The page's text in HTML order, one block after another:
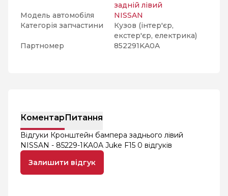
задній лівий
Модель автомобіля
NISSAN
Категорія запчастини
Кузов (інтер'єр,
екстер'єр, електрика)
Партномер
852291KA0A
КоментарПитання
Відгуки Кронштейн бампера заднього лівий
NISSAN - 85229-1KA0A Juke F15 0 відгуків
Залишити відгук